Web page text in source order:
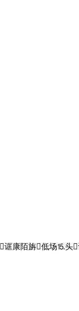
诓康陌旃低场⒖